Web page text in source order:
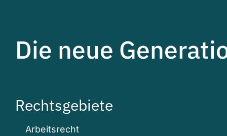
Die neue
Rechtsgebiete
Arbeitsrecht